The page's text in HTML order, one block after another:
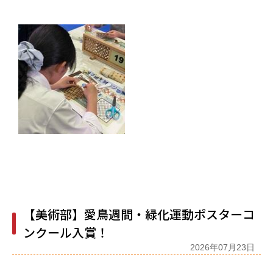
【美術部】愛鳥週間・緑化運動ポスターコ
ンクール入賞！
2026年07月23日